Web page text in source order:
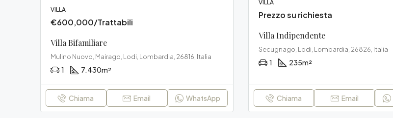
VILLA
€600,000/Trattabili
Villa Bifamiliare
Mulino Nuovo, Mairago, Lodi, Lombardia, 26816, Italia
1 7.430m²
Chiama Email WhatsApp
VILLA
Prezzo su richiesta
Villa Indipendente
Secugnago, Lodi, Lombardia, 26826, Italia
1 235m²
Chiama Email